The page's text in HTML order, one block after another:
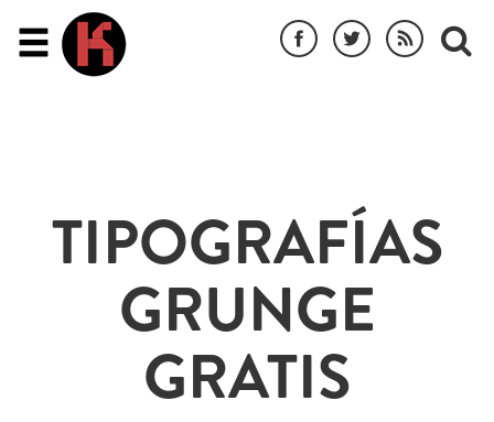
TIPOGRAFÍAS
GRUNGE
GRATIS